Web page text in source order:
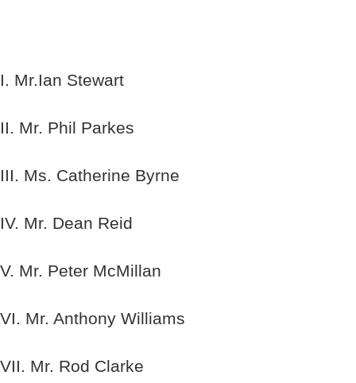
I. Mr.Ian Stewart
II. Mr. Phil Parkes
III. Ms. Catherine Byrne
IV. Mr. Dean Reid
V. Mr. Peter McMillan
VI. Mr. Anthony Williams
VII. Mr. Rod Clarke